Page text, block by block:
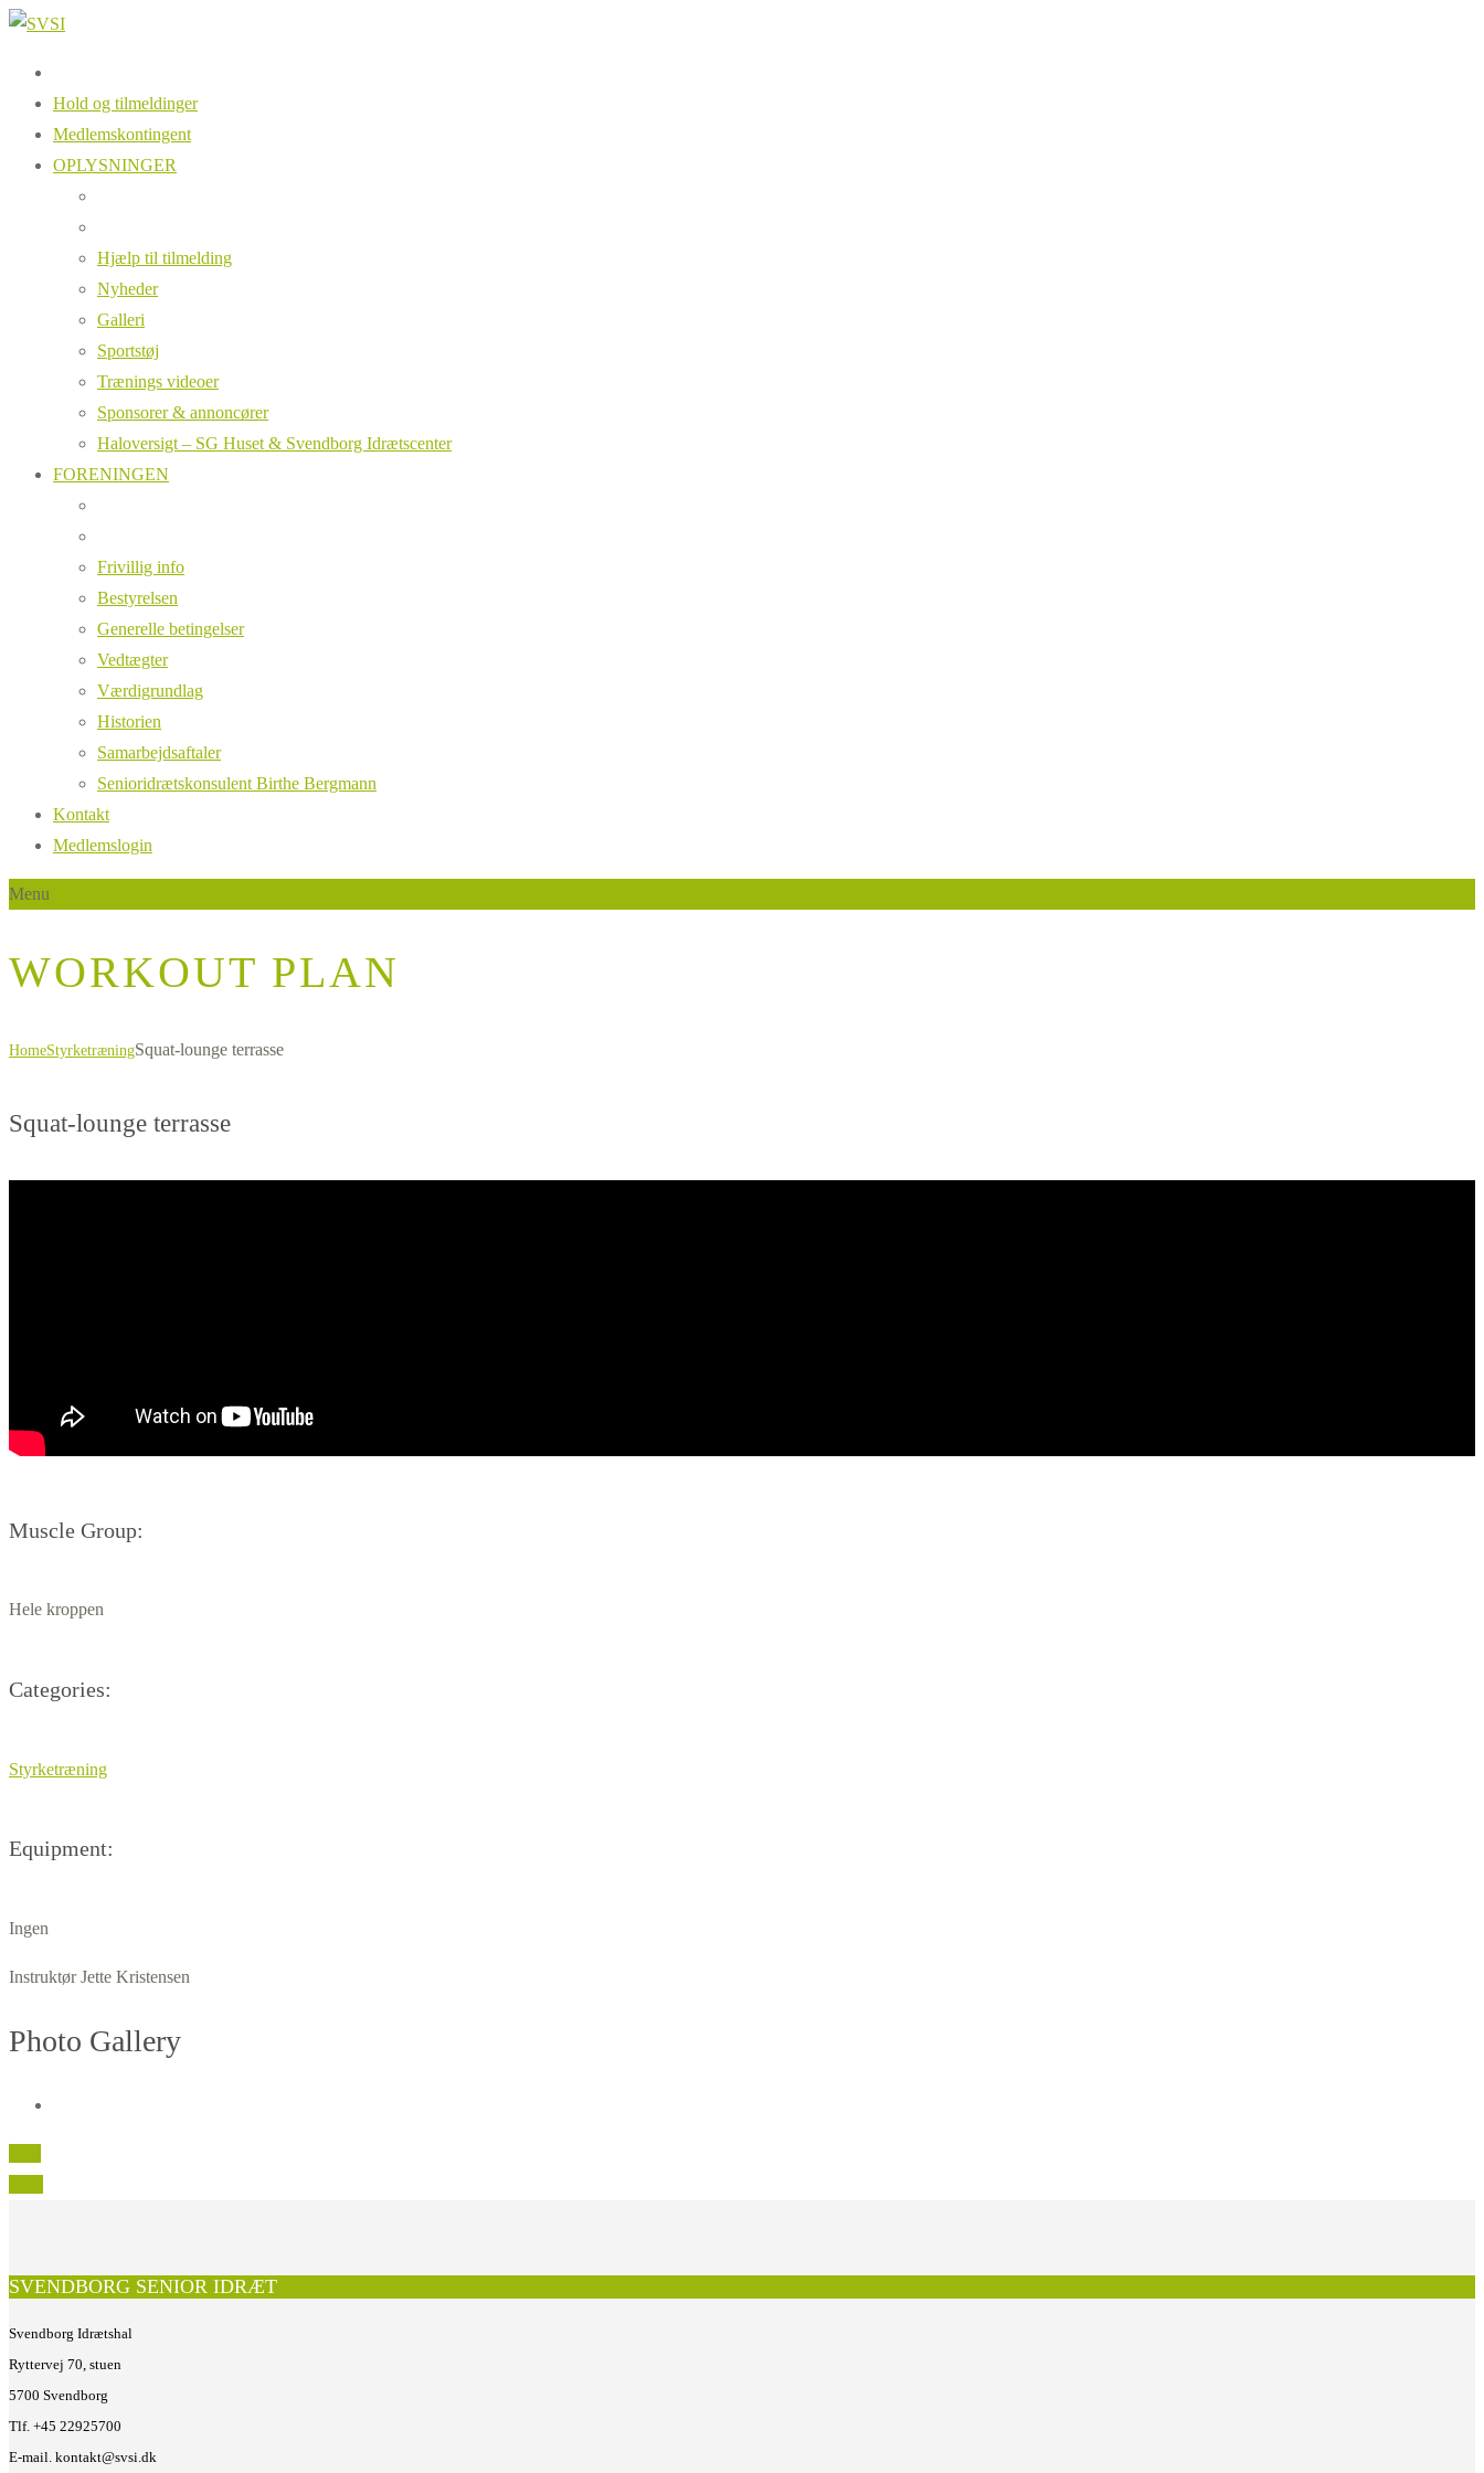
Hold og tilmeldinger
Medlemskontingent
OPLYSNINGER
Hjælp til tilmelding
Nyheder
Galleri
Sportstøj
Trænings videoer
Sponsorer & annoncører
Haloversigt – SG Huset & Svendborg Idrætscenter
FORENINGEN
Frivillig info
Bestyrelsen
Generelle betingelser
Vedtægter
Værdigrundlag
Historien
Samarbejdsaftaler
Senioridrætskonsulent Birthe Bergmann
Kontakt
Medlemslogin
Menu
WORKOUT PLAN
HomeStyrketræningSquat-lounge terrasse
Squat-lounge terrasse
Muscle Group:
Hele kroppen
Categories:
Styrketræning
Equipment:
Ingen
Instruktør Jette Kristensen
Photo Gallery
SVENDBORG SENIOR IDRÆT
Svendborg Idrætshal
Ryttervej 70, stuen
5700 Svendborg
Tlf. +45 22925700
E-mail. kontakt@svsi.dk